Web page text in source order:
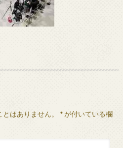
はありません。 *が付いている欄